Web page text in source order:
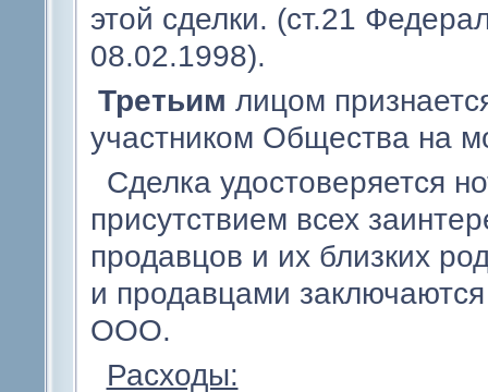
этой сделки. (ст.21
08.02.1998).
Третьим лицом
участником Общества на
Сделка удостоверяется
присутствием всех
продавцов и их близких
и продавцами
ООО.
Расходы: